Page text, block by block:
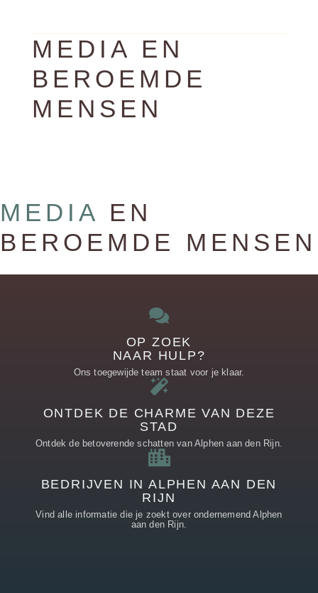
MEDIA EN
BEROEMDE
MENSEN
MEDIA EN
BEROEMDE MENSEN
OP ZOEK
NAAR HULP?
Ons toegewijde team staat voor je klaar.
ONTDEK DE CHARME VAN DEZE
STAD
Ontdek de betoverende schatten van Alphen aan den Rijn.
BEDRIJVEN IN ALPHEN AAN DEN
RIJN
Vind alle informatie die je zoekt over ondernemend Alphen
aan den Rijn.